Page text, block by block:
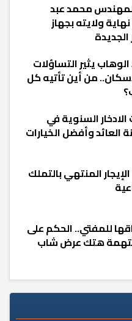
محمد عبد
ولايته بجهاز
يثير التساؤلات
من أين تأتيه كل
السنوية في
العائد وأفضل الخيارات
المنتهي بالتملك
للمفتي.. الحكم على
هتك عرض شاب